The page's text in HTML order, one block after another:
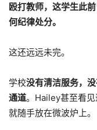
殴打教师，这学生此
何纪律处分。
这还远远未完。
学校没有清洁服务，
通道。Hailey甚至看见
就随手放在微波炉上。